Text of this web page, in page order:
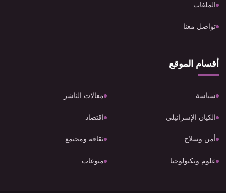
الملفات
تواصل معنا
أقسام الموقع
سياسة مقالات الناشر
الكيان الإسرائيلي اقتصاد
أمن وسلاح ثقافة ومجتمع
علوم وتكنولوجيا منوعات